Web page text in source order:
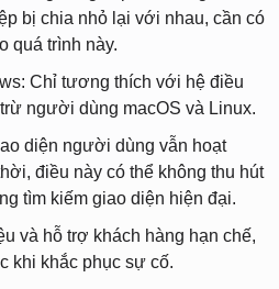
bị chia nhỏ lại với nhau, cần có
quá trình này.
Chỉ tương thích với hệ điều
người dùng macOS và Linux.
diện người dùng vẫn hoạt
điều này có thể không thu hút
tìm kiếm giao diện hiện đại.
và hỗ trợ khách hàng hạn chế,
khi khắc phục sự cố.